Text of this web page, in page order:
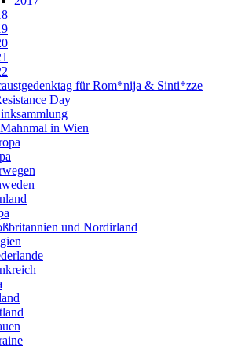
für Rom*nija & Sinti*zze
Day
in Wien
und Nordirland